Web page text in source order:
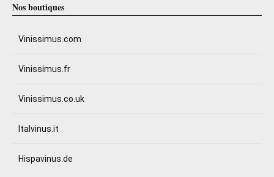
Nos boutiques
Vinissimus.com
Vinissimus.fr
Vinissimus.co.uk
Italvinus.it
Hispavinus.de